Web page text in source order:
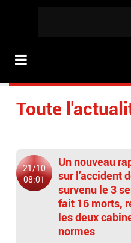
Toute
21/10
08:01
Un nouveau
sur l’accident
survenu le 3
fait 16 morts,
les deux
normes